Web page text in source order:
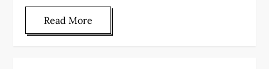
Read More